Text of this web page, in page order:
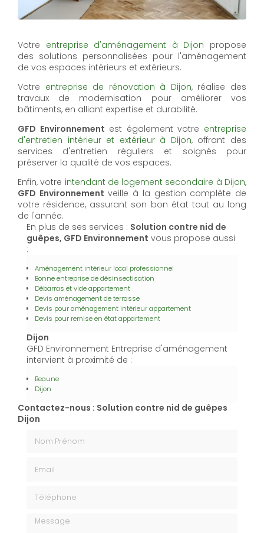
Votre entreprise d'aménagement à Dijon propose
des solutions personnalisées pour l'aménagement
de vos espaces intérieurs et extérieurs.
Votre entreprise de rénovation à Dijon, réalise des
travaux de modernisation pour améliorer vos
bâtiments, en alliant expertise et durabilité.
GFD Environnement est également votre entreprise
d'entretien intérieur et extérieur à Dijon, offrant des
services d'entretien réguliers et soignés pour
préserver la qualité de vos espaces.
Enfin, votre intendant de logement secondaire à Dijon,
GFD Environnement veille à la gestion complète de
votre résidence, assurant son bon état tout au long
de l'année.
En plus de ses services : Solution contre nid de
guêpes, GFD Environnement vous propose aussi
:
Aménagement intérieur local professionnel
Bonne entreprise de désinsectisation
Débarras et vide appartement
Devis aménagement de terrasse
Devis pour aménagement intérieur appartement
Devis pour remise en état appartement
Dijon
GFD Environnement Entreprise d'aménagement
intervient à proximité de :
Beaune
Dijon
Contactez-nous : Solution contre nid de guêpes
Dijon
Message